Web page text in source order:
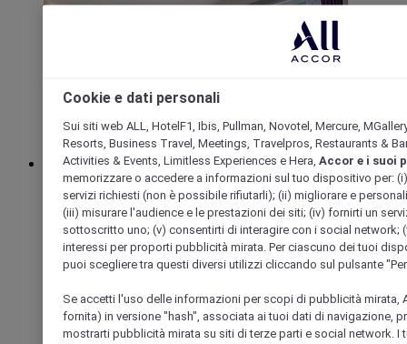
TBILISI, Georgia
Mercure Tbilisi Old Town
Esplorate Mercure città vecchia di Tbilisi, in posizione
perfetta nel centro della Vecchia Tbilisi, a 5 minuti a piedi
Steakhouse, Lobby Bar e SKY7 Terrace & Lounge bar, con
una varietà di bevande e vista panoramica su Tbilisi. A cinque
minuti a piedi si trovano ristoranti, caffetterie e gallerie. Nelle
Cookie e dati personali
Sui siti web ALL, HotelF1, Ibis, Pullman, Novotel, Mercure,
Resorts, Business Travel, Meetings, Travelpros, Restaurants &
Activities & Events, Limitless Experiences e Hera, Accor e i suoi
memorizzare o accedere a informazioni sul tuo dispositivo per:
servizi richiesti (non è possibile rifiutarli); (ii) migliorare e
(iii) misurare l'audience e le prestazioni dei siti; (iv) fornirti un
sottoscritto uno; (v) consentirti di interagire con i social network;
interessi per proporti pubblicità mirata. Per ciascuno dei tuoi
puoi scegliere tra questi diversi utilizzi cliccando sul pulsante
Se accetti l'uso delle informazioni per scopi di pubblicità mirata,
fornita) in versione "hash", associata ai tuoi dati di navigazione,
mostrarti pubblicità mirata su siti di terze parti e social network. I